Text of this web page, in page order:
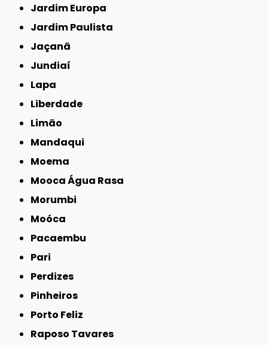
Jardim Europa
Jardim Paulista
Jaçanã
Jundiaí
Lapa
Liberdade
Limão
Mandaqui
Moema
Mooca Água Rasa
Morumbi
Moóca
Pacaembu
Pari
Perdizes
Pinheiros
Porto Feliz
Raposo Tavares